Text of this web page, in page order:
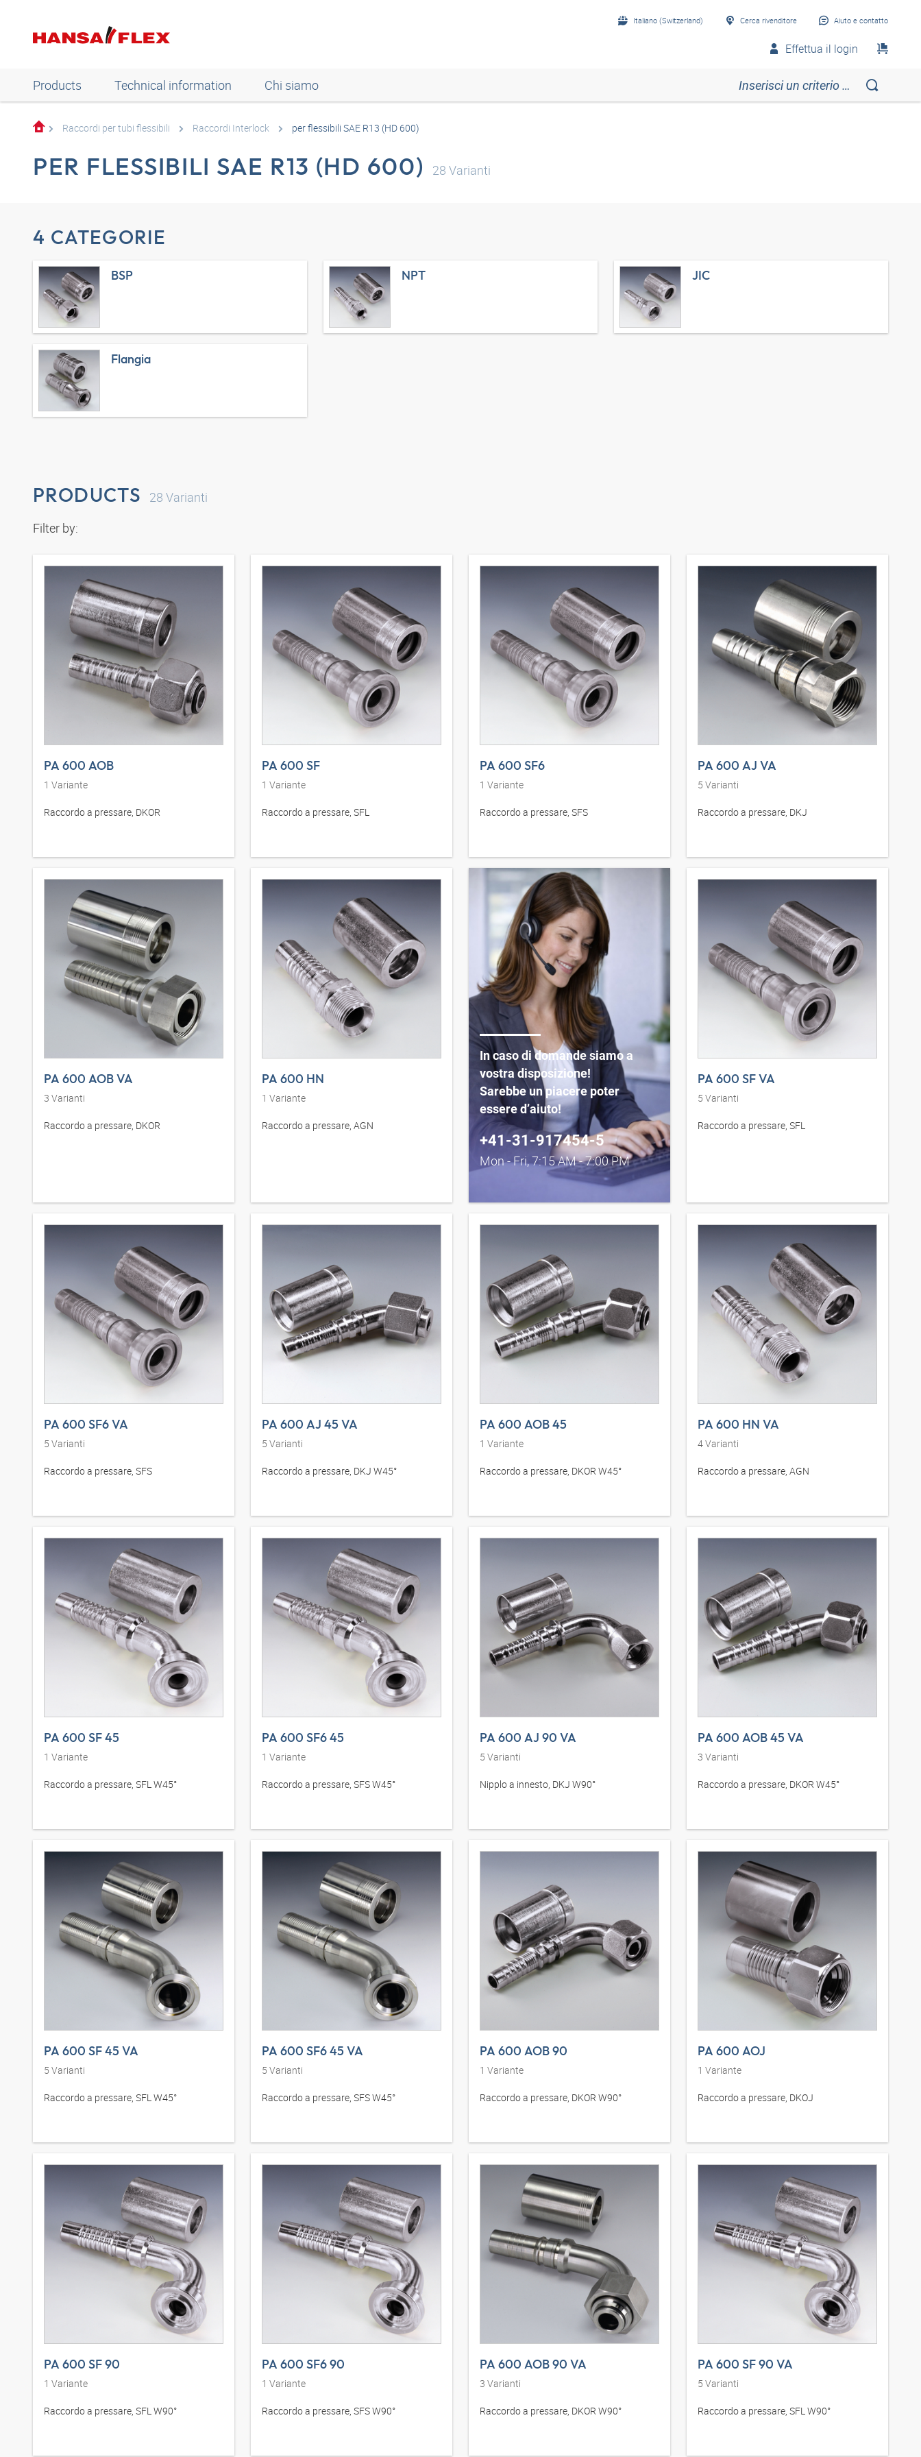
Italiano (Switzerland) Cerca rivenditore Aiuto e contatto
Effettua il login
Products Technical information Chi siamo
Raccordi per tubi flessibili Raccordi Interlock per flessibili SAE R13 (HD 600)
PER FLESSIBILI SAE R13 (HD 600) 28 Varianti
4 CATEGORIE
BSP NPT JIC
Flangia
PRODUCTS 28 Varianti
Filter by:
PA 600 AOB
1 Variante
Raccordo a pressare, DKOR
PA 600 SF
1 Variante
Raccordo a pressare, SFL
PA 600 SF6
1 Variante
Raccordo a pressare, SFS
PA 600 AJ VA
5 Varianti
Raccordo a pressare, DKJ
PA 600 AOB VA
3 Varianti
Raccordo a pressare, DKOR
PA 600 HN
1 Variante
Raccordo a pressare, AGN
In caso di domande siamo a
vostra disposizione!
Sarebbe un piacere poter
essere d’aiuto!
+41-31-917454-5
Mon - Fri, 7:15 AM - 7:00 PM
PA 600 SF VA
5 Varianti
Raccordo a pressare, SFL
PA 600 SF6 VA
5 Varianti
Raccordo a pressare, SFS
PA 600 AJ 45 VA
5 Varianti
Raccordo a pressare, DKJ W45°
PA 600 AOB 45
1 Variante
Raccordo a pressare, DKOR W45°
PA 600 HN VA
4Varianti
Raccordo a pressare, AGN
PA 600 SF 45
1 Variante
Raccordo a pressare, SFL W45°
PA 600 SF6 45
1 Variante
Raccordo a pressare, SFS W45°
PA 600 AJ 90 VA
5 Varianti
Nipplo a innesto, DKJ W90°
PA 600 AOB 45 VA
3 Varianti
Raccordo a pressare, DKOR W45°
PA 600 SF 45 VA
5 Varianti
Raccordo a pressare, SFL W45°
PA 600 SF6 45 VA
5 Varianti
Raccordo a pressare, SFS W45°
PA 600 AOB 90
1 Variante
Raccordo a pressare, DKOR W90°
PA 600 AOJ
1 Variante
Raccordo a pressare, DKOJ
PA 600 SF 90
1 Variante
Raccordo a pressare, SFL W90°
PA 600 SF6 90
1 Variante
Raccordo a pressare, SFS W90°
PA 600 AOB 90 VA
3 Varianti
Raccordo a pressare, DKOR W90°
PA 600 SF 90 VA
5 Varianti
Raccordo a pressare, SFL W90°